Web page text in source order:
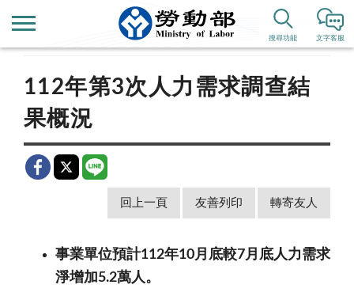
文字客服
搜尋功能
新聞公告 歷史新聞
112年第3次人力需求調查結
果概況
回上一頁 友善列印 轉寄友人
事業單位預計112年10月 底較7月底人力需求
淨增加5.2萬人。